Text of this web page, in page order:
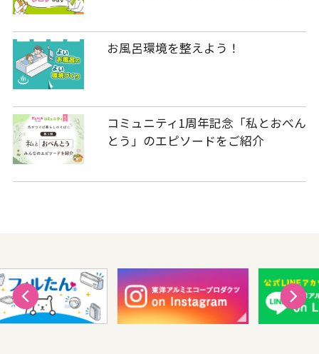
お風呂環境を整えよう！
コミュニティ1周年記念「私とおべん
とう」のエピソードをご紹介